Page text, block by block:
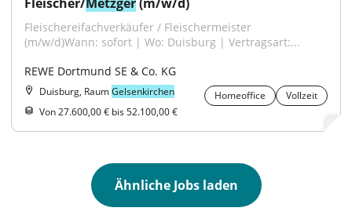
Fleischereifachverkäufer / Fleischermeister
(m/w/d)Wann: sofort | Wo: Duisburg | Vertragsart:...
REWE Dortmund SE & Co. KG
Duisburg, RaumGelsenkirchen Homeoffice
Vollzeit
Von 27.600,00 € bis 52.100,00 €
Ähnliche Jobs laden